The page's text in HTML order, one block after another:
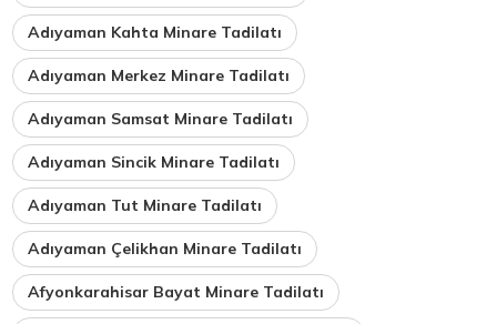
Adıyaman Kahta Minare Tadilatı
Adıyaman Merkez Minare Tadilatı
Adıyaman Samsat Minare Tadilatı
Adıyaman Sincik Minare Tadilatı
Adıyaman Tut Minare Tadilatı
Adıyaman Çelikhan Minare Tadilatı
Afyonkarahisar Bayat Minare Tadilatı